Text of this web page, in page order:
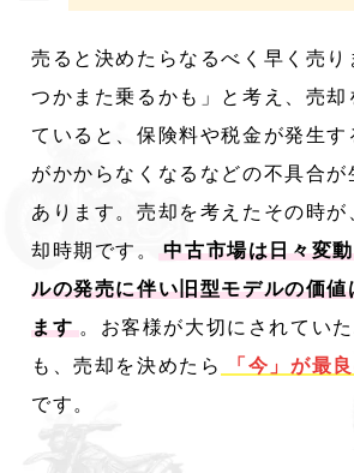
売ると決めたらなるべく早く売り
つかまた乗るかも」と考え、売却
ていると、保険料や税金が発生す
がかからなくなるなどの不具合が
あります。売却を考えたその時が
却時期です。
中古市場は日々変
ルの発売に伴い旧型モデルの価
ます 。お客様が大切にされてい
も、売却を決めたら
「今」が最
です。